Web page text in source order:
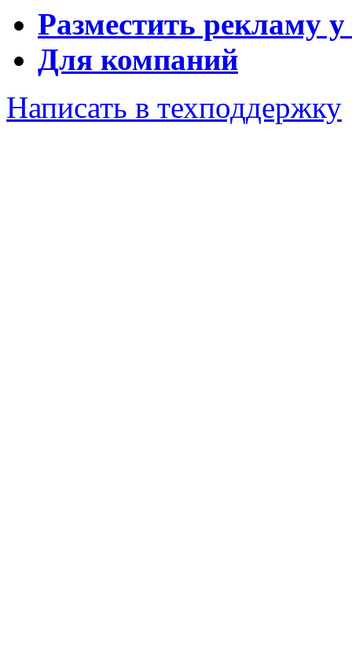
Разместить рекламу у
Для компаний
Написать в техподдержку